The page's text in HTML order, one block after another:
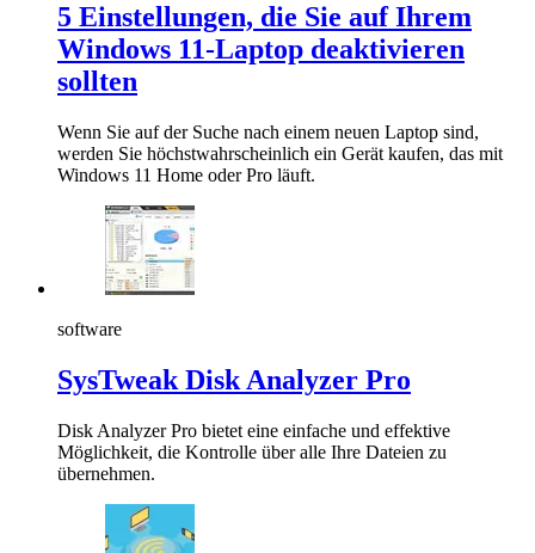
5 Einstellungen, die Sie auf Ihrem
Windows 11-Laptop deaktivieren
sollten
Wenn Sie auf der Suche nach einem neuen Laptop sind,
werden Sie höchstwahrscheinlich ein Gerät kaufen, das mit
Windows 11 Home oder Pro läuft.
software
SysTweak Disk Analyzer Pro
Disk Analyzer Pro bietet eine einfache und effektive
Möglichkeit, die Kontrolle über alle Ihre Dateien zu
übernehmen.